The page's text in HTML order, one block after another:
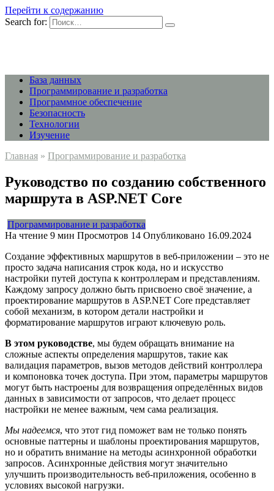
Перейти к содержанию
Search for:
База данных
Программирование и разработка
Программное обеспечение
Безопасность
Технологии
Изучение
Главная » Программирование и разработка
Руководство по созданию собственного
маршрута в ASP.NET Core
Программирование и разработка
На чтение 9 мин Просмотров 14 Опубликовано 16.09.2024
Создание эффективных маршрутов в веб-приложении – это не
просто задача написания строк кода, но и искусство
настройки путей доступа к контроллерам и представлениям.
Каждому запросу должно быть присвоено своё значение, а
проектирование маршрутов в ASP.NET Core представляет
собой механизм, в котором детали настройки и
форматирование маршрутов играют ключевую роль.
В этом руководстве, мы будем обращать внимание на
сложные аспекты определения маршрутов, такие как
валидация параметров, вызов методов действий контроллера
и компоновка точек доступа. При этом, параметры маршрутов
могут быть настроены для возвращения определённых видов
данных в зависимости от запросов, что делает процесс
настройки не менее важным, чем сама реализация.
Мы надеемся, что этот гид поможет вам не только понять
основные паттерны и шаблоны проектирования маршрутов,
но и обратить внимание на методы асинхронной обработки
запросов. Асинхронные действия могут значительно
улучшить производительность веб-приложения, особенно в
условиях высокой нагрузки.